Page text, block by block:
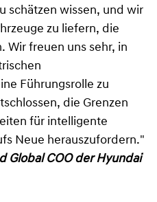
schätzen wissen, und wir
zu liefern, die
Wir freuen uns sehr, in
Führungsrolle zu
die Grenzen
für intelligente
Neue herauszufordern."
Global COO der Hyundai